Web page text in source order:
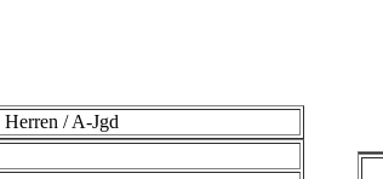
Herren / A-Jgd